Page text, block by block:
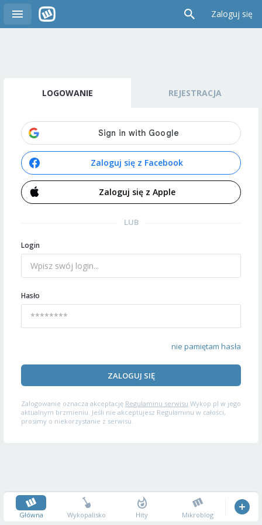
Zaloguj się
LOGOWANIE REJESTRACJA
Zaloguj się z Facebook
Zaloguj się z Apple
LUB
Login
Hasło
nie pamiętam hasła
ZALOGUJ SIĘ
Zalogowanie oznacza akceptację Regulaminu serwisu Wykop.pl w jego
aktualnym brzmieniu. Jeśli nie akceptujesz Regulaminu w całości,
prosimy o niekorzystanie z serwisu.
Główna Wykopalisko Hity Mikroblog